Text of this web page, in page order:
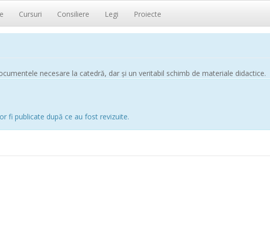
Cursuri Consiliere Legi Proiecte
necesare la catedră, dar și un veritabil schimb de materiale didactice.
fi publicate după ce au fost revizuite.